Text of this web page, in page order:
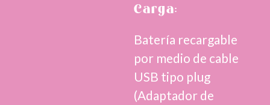
Carga:
Batería recargable
por medio de cable
USB tipo plug
(Adaptador de